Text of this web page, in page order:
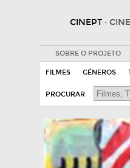
CINEPT ·
SOBRE O PROJETO
FILMES GÉNEROS
PROCURAR